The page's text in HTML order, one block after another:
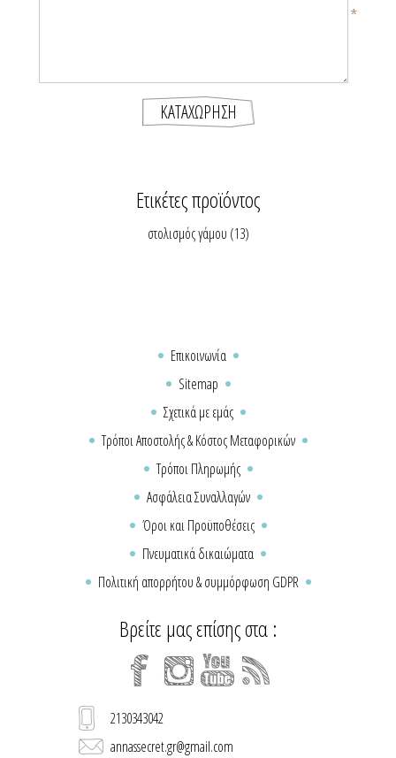
*
Ετικέτες προϊόντος
στολισμός γάμου (13)
Επικοινωνία
Sitemap
Σχετικά με εμάς
Τρόποι Αποστολής & Κόστος Μεταφορικών
Τρόποι Πληρωμής
Ασφάλεια Συναλλαγών
Όροι και Προϋποθέσεις
Πνευματικά δικαιώματα
Πολιτική απορρήτου & συμμόρφωση GDPR
Βρείτε μας επίσης στα :
2130343042
annassecret.gr@gmail.com